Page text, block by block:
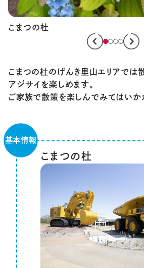
こまつの杜のげんき里山エリアでは
アジサイを楽しめます。
ご家族で散策を楽しんでみてはいか
こまつの杜